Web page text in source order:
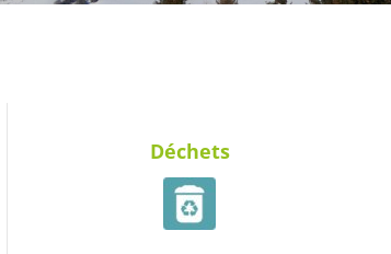
Déchets